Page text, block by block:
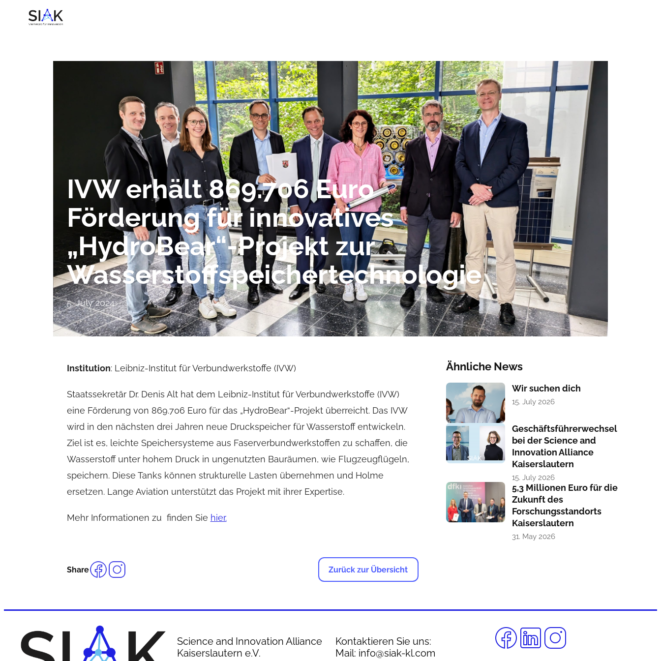
IVW erhält 869.706 Euro
Förderung für innovatives
„HydroBear“-Projekt zur
Wasserstoffspeichertechnologie
5. July 2024
Institution: Leibniz-Institut für Verbundwerkstoffe (IVW)
Staatssekretär Dr. Denis Alt hat dem Leibniz-Institut für Verbundwerkstoffe (IVW)
eine Förderung von 869.706 Euro für das „HydroBear“-Projekt überreicht. Das IVW
wird in den nächsten drei Jahren neue Druckspeicher für Wasserstoff entwickeln.
Ziel ist es, leichte Speichersysteme aus Faserverbundwerkstoffen zu schaffen, die
Wasserstoff unter hohem Druck in ungenutzten Bauräumen, wie Flugzeugflügeln,
speichern. Diese Tanks können strukturelle Lasten übernehmen und Holme
ersetzen. Lange Aviation unterstützt das Projekt mit ihrer Expertise.
Mehr Informationen zu finden Sie hier.
Share Zurück zur Übersicht
Ähnliche News
Wir suchen dich
15. July 2026
Geschäftsführerwechsel
bei der Science and
Innovation Alliance
Kaiserslautern
15. July 2026
5,3 Millionen Euro für die
Zukunft des
Forschungsstandorts
Kaiserslautern
31. May 2026
Science and Innovation Alliance
Kaiserslautern e.V.
Kontaktieren Sie uns:
Mail: info@siak-kl.com